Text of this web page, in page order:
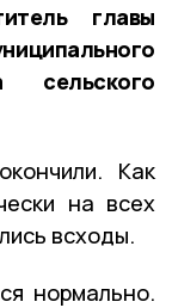
главы
сельского
Как
на всех
всходы.
нормально.